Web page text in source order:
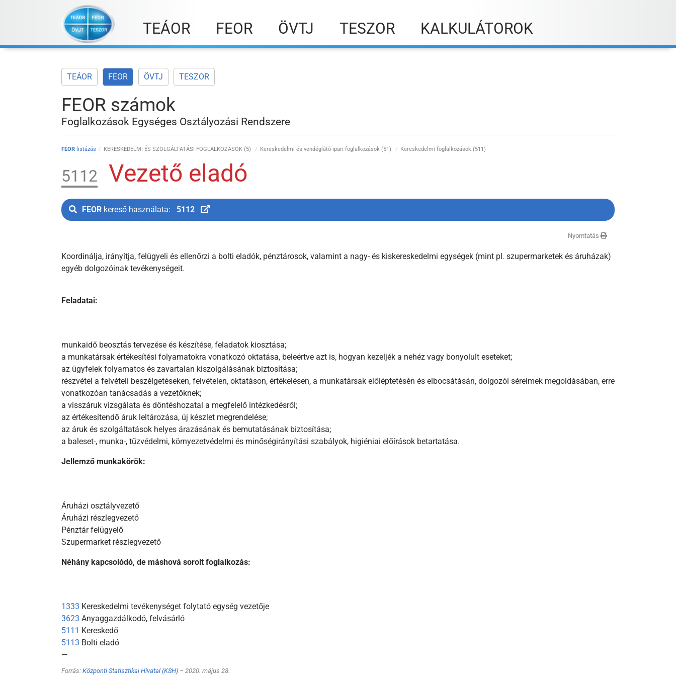
TEÁOR FEOR ÖVTJ TESZOR KALKULÁTOROK
TEÁOR FEOR ÖVTJ TESZOR
FEOR számok
Foglalkozások Egységes Osztályozási Rendszere
FEOR listázás KERESKEDELMI ÉS SZOLGÁLTATÁSI FOGLALKOZÁSOK (5) Kereskedelmi és vendéglátó-ipari foglalkozások (51) Kereskedelmi foglalkozások (511)
5112 Vezető eladó
FEOR kereső használata: 5112
Nyomtatás
Koordinálja, irányítja, felügyeli és ellenőrzi a bolti eladók, pénztárosok, valamint a nagy- és kiskereskedelmi egységek (mint pl. szupermarketek és áruházak)
egyéb dolgozóinak tevékenységeit.
Feladatai:
munkaidő beosztás tervezése és készítése, feladatok kiosztása;
a munkatársak értékesítési folyamatokra vonatkozó oktatása, beleértve azt is, hogyan kezeljék a nehéz vagy bonyolult eseteket;
az ügyfelek folyamatos és zavartalan kiszolgálásának biztosítása;
részvétel a felvételi beszélgetéseken, felvételen, oktatáson, értékelésen, a munkatársak előléptetésén és elbocsátásán, dolgozói sérelmek megoldásában, erre
vonatkozóan tanácsadás a vezetőknek;
a visszáruk vizsgálata és döntéshozatal a megfelelő intézkedésről;
az értékesítendő áruk leltározása, új készlet megrendelése;
az áruk és szolgáltatások helyes árazásának és bemutatásának biztosítása;
a baleset-, munka-, tűzvédelmi, környezetvédelmi és minőségirányítási szabályok, higiéniai előírások betartatása.
Jellemző munkakörök:
Áruházi osztályvezető
Áruházi részlegvezető
Pénztár felügyelő
Szupermarket részlegvezető
Néhány kapcsolódó, de máshová sorolt foglalkozás:
1333 Kereskedelmi tevékenységet folytató egység vezetője
3623 Anyaggazdálkodó, felvásárló
5111 Kereskedő
5113 Bolti eladó
—
Forrás: Központi Statisztikai Hivatal (KSH) – 2020. május 28.